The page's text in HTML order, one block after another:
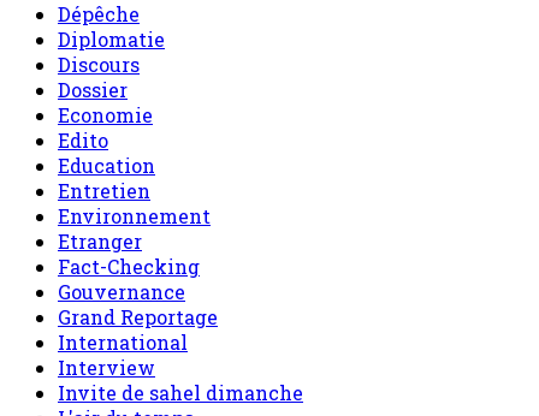
Dépêche
Diplomatie
Discours
Dossier
Economie
Edito
Education
Entretien
Environnement
Etranger
Fact-Checking
Gouvernance
Grand Reportage
International
Interview
Invite de sahel dimanche